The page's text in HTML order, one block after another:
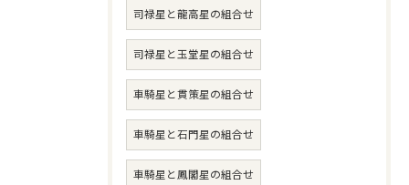
司禄星と龍高星の組合せ
司禄星と玉堂星の組合せ
車騎星と貫策星の組合せ
車騎星と石門星の組合せ
車騎星と鳳閣星の組合せ